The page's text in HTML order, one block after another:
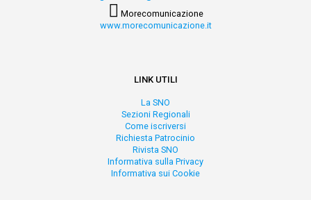
Morecomunicazione
www.morecomunicazione.it
LINK UTILI
La SNO
Sezioni Regionali
Come iscriversi
Richiesta Patrocinio
Rivista SNO
Informativa sulla Privacy
Informativa sui Cookie